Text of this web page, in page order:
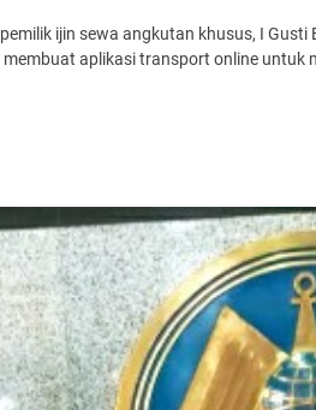
ijin sewa angkutan khusus, I
membuat aplikasi transport online